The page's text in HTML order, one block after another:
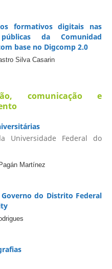
formativos digitais nas
da Comunidad
base no Digcomp 2.0
Silva Casarin
comunicação e
Universidade Federal do
Martínez
do Distrito Federal